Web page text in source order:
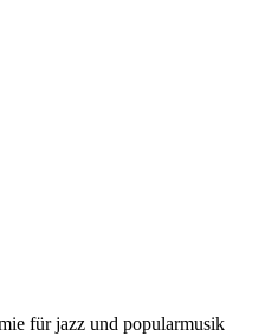
für jazz und popularmusik